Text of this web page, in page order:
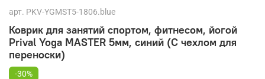
арт. PKV-YGMST5-1806.blue
Коврик для занятий спортом, фитнесом, йогой
Prival Yoga MASTER 5мм, синий (С чехлом для
переноски)
-30%